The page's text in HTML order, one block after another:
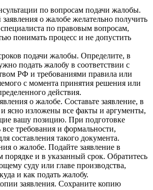
по вопросам подачи жалобы.
о жалобе желательно получить
по правовым вопросам,
понимать процесс и не допустить
подачи жалобы. Определите, в
подать жалобу в соответствии с
РФ и требованиями правила или
с момента принятия решения или
действия.
о жалобе. Составьте заявление, в
и ясно изложены все факты и аргументы,
вашу позицию. При подготовке
все требования и формальности,
составления такого документа.
о жалобе. Подайте заявление в
порядке и в указанный срок. Обратитесь
суду или главе производства,
и как подать жалобу.
заявления. Сохраните копию